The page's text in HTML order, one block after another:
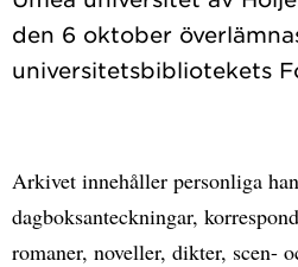
den 6 oktober
Arkivet innehåller personliga
dagboksanteckningar,
romaner, noveller, dikter, scen-